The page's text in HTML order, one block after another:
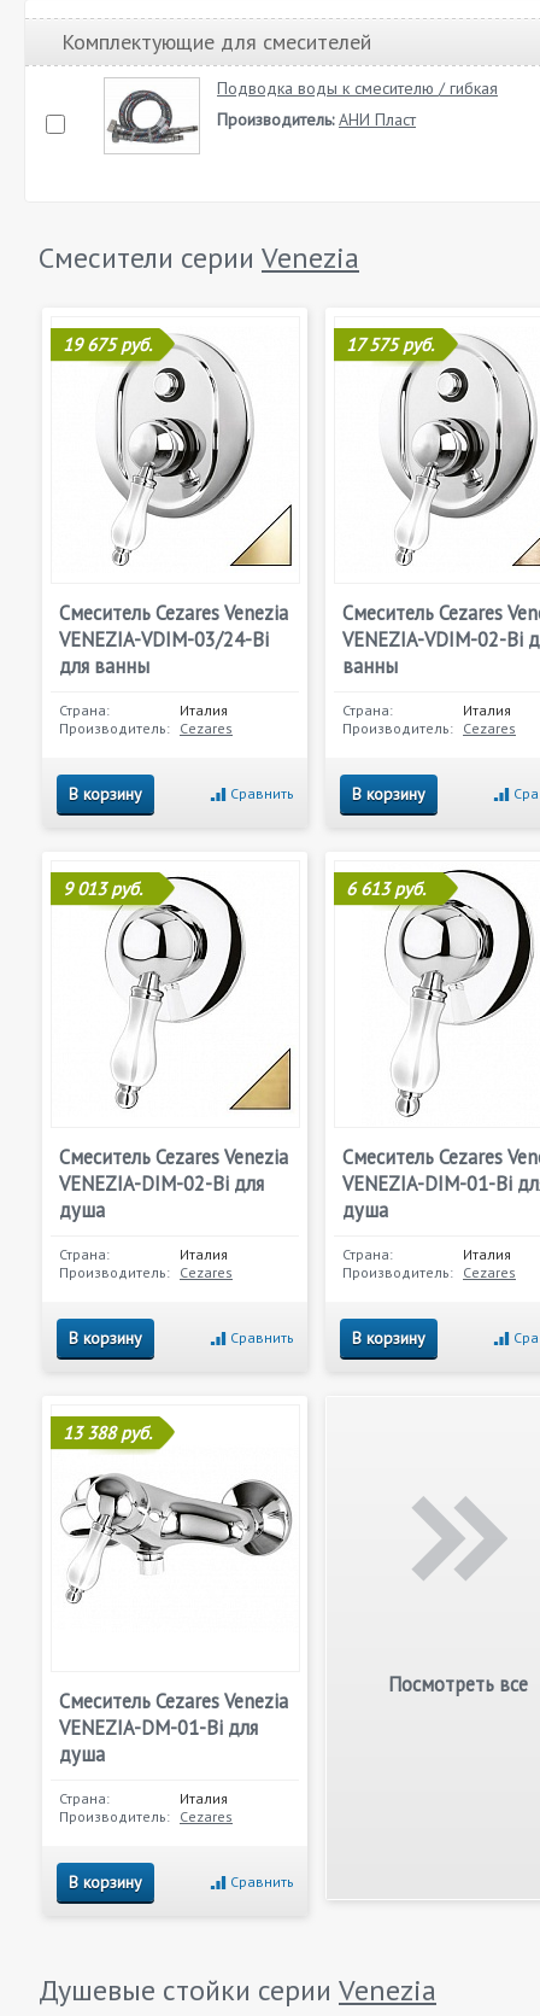
Комплектующие для смесителей
Подводка воды к смесителю / гибкая
Производитель: АНИ Пласт
Смесители серии Venezia
19 675 руб.
Смеситель Cezares Venezia
VENEZIA-VDIM-03/24-Bi
для ванны
Страна:
Италия
Производитель: Cezares
В корзину Сравнить
17 575 руб.
Смеситель Cezares
VENEZIA-VDIM-02-Bi
ванны
Страна:
Италия
Производитель: Cezares
В корзину
9 013 руб.
Смеситель Cezares Venezia
VENEZIA-DIM-02-Bi для
душа
Страна:
Италия
Производитель: Cezares
В корзину Сравнить
6 613 руб.
Смеситель Cezares
VENEZIA-DIM-01-Bi
душа
Страна:
Италия
Производитель: Cezares
В корзину
13 388 руб.
Смеситель Cezares Venezia
VENEZIA-DM-01-Bi для
душа
Страна:
Италия
Производитель: Cezares
В корзину Сравнить
Посмотреть все
Душевые стойки серии Venezia